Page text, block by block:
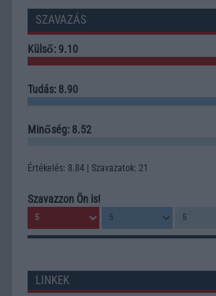
SZAVAZÁS
Külső: 9.10
Tudás: 8.90
Minőség: 8.52
Értékelés: 8.84 | Szavazatok: 21
Szavazzon Ön is!
LINKEK